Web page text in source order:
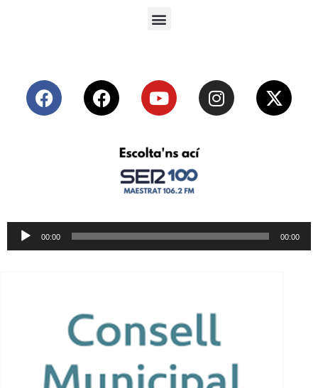
Reproductor
de
00:00 00:00